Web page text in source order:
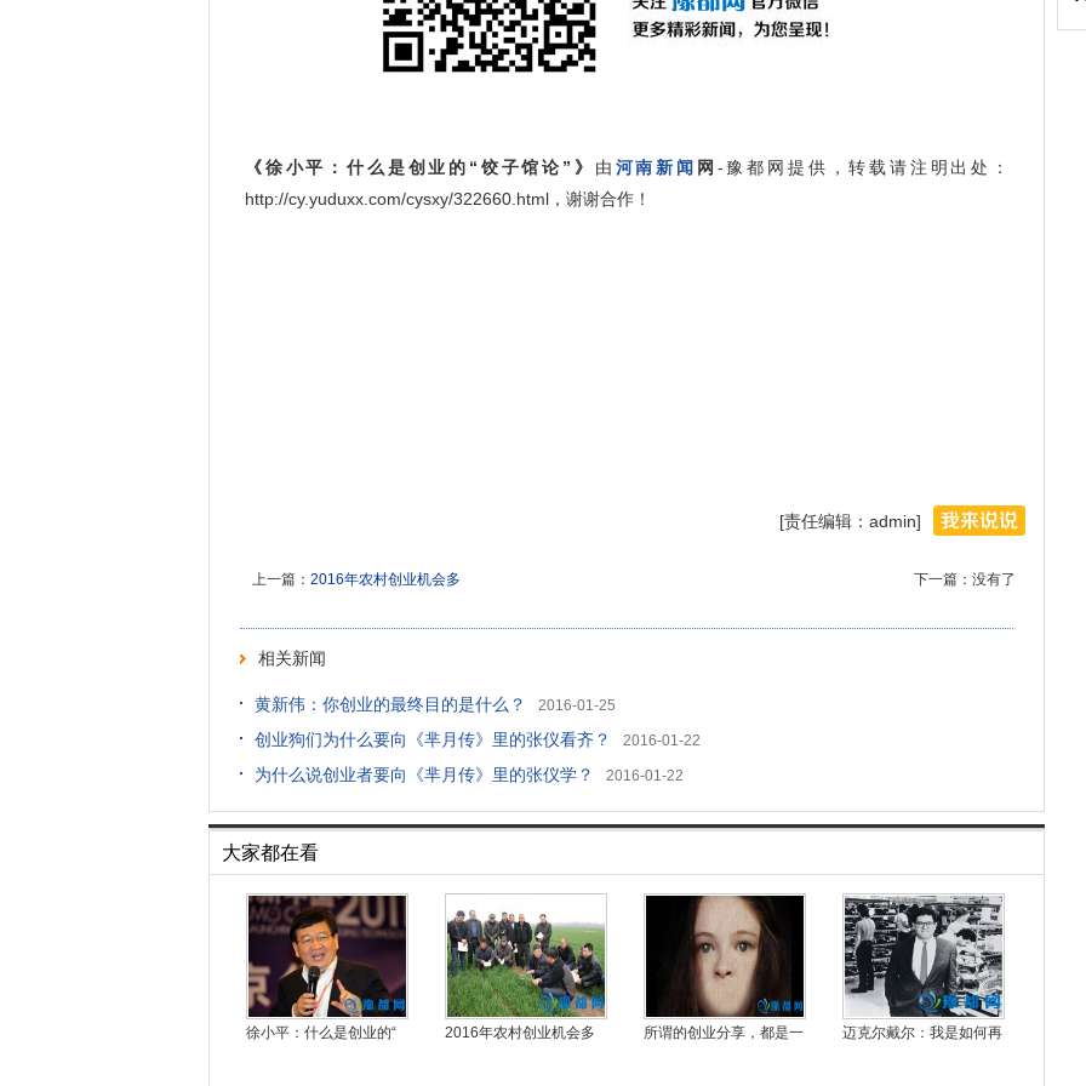
《徐小平：什么是创业的“饺子馆论”》 由 河南新闻 网 -豫都网提供，转载请注明出处：
http://cy.yuduxx.com/cysxy/322660.html，谢谢合作！
[责任编辑：admin]
下一篇：没有了
上一篇： 2016年农村创业机会多
相关新闻
黄新伟：你创业的最终目的是什么？ 2016-01-25
创业狗们为什么要向《芈月传》里的张仪看齐？ 2016-01-22
为什么说创业者要向《芈月传》里的张仪学？ 2016-01-22
大家都在看
徐小平：什么是创业的“ 2016年农村创业机会多 所谓的创业分享，都是一 迈克尔戴尔：我是如何再